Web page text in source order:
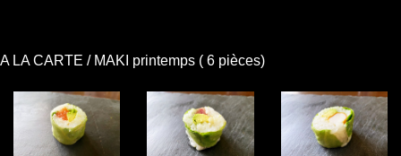
A LA CARTE / MAKI printemps ( 6 pièces)